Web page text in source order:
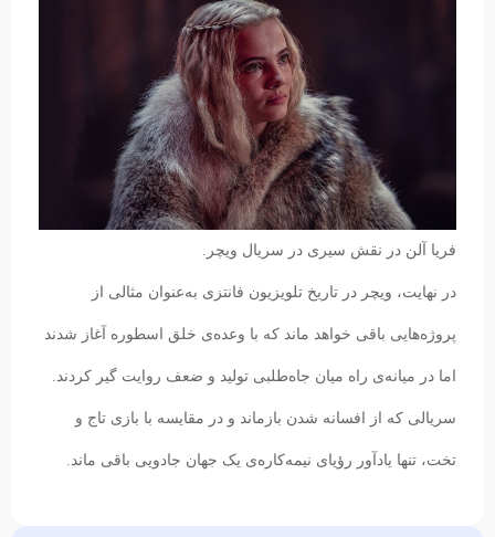
فریا آلن در نقش سیری در سریال ویچر.
در نهایت، ویچر در تاریخ تلویزیون فانتزی به‌عنوان مثالی از
پروژه‌هایی باقی خواهد ماند که با وعده‌ی خلق اسطوره آغاز شدند
اما در میانه‌ی راه میان جاه‌طلبی تولید و ضعف روایت گیر کردند.
سریالی که از افسانه شدن بازماند و در مقایسه با بازی تاج و
تخت، تنها یادآور رؤیای نیمه‌کاره‌ی یک جهان جادویی باقی ماند.